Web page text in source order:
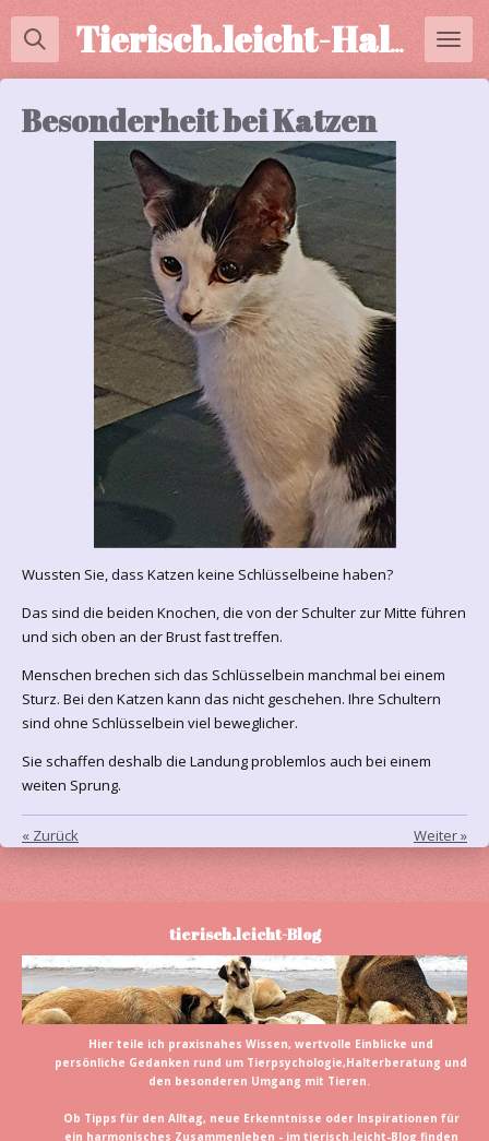
Zum
Hauptinhalt
Tierisch.leicht-Halterberatung
Besonderheit bei Katzen
Wussten Sie, dass Katzen keine Schlüsselbeine haben?
Das sind die beiden Knochen, die von der Schulter zur Mitte führen
und sich oben an der Brust fast treffen.
Menschen brechen sich das Schlüsselbein manchmal bei einem
Sturz. Bei den Katzen kann das nicht geschehen. Ihre Schultern
sind ohne Schlüsselbein viel beweglicher.
Sie schaffen deshalb die Landung problemlos auch bei einem
weiten Sprung.
« Zurück Weiter»
tierisch.leicht-Blog
Hier teile ich praxisnahes Wissen, wertvolle Einblicke und
persönliche Gedanken rund um Tierpsychologie,Halterberatung und
den besonderen Umgang mit Tieren.
Ob Tipps für den Alltag, neue Erkenntnisse oder Inspirationen für
ein harmonisches Zusammenleben - im tierisch.leicht-Blog finden